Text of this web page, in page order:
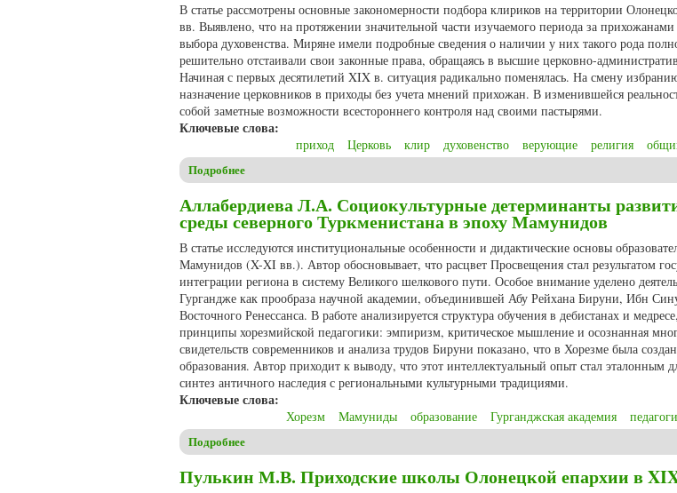
В статье рассмотрены основные закономерности подбора клириков на территории
вв. Выявлено, что на протяжении значительной части изучаемого периода за прихожанами
выбора духовенства. Миряне имели подробные сведения о наличии у них такого рода
решительно отстаивали свои законные права, обращаясь в высшие церковно-
Начиная с первых десятилетий XIX в. ситуация радикально поменялась. На смену
назначение церковников в приходы без учета мнений прихожан. В изменившейся
собой заметные возможности всестороннего контроля над своими пастырями.
Ключевые слова:
приход Церковь клир духовенство верующие религия
Подробнее
Аллабердиева Л.А. Социокультурные детерминанты
среды северного Туркменистана в эпоху Мамунидов
В статье исследуются институциональные особенности и дидактические основы
Мамунидов (X-XI вв.). Автор обосновывает, что расцвет Просвещения стал результатом
интеграции региона в систему Великого шелкового пути. Особое внимание уделено
Гургандже как прообраза научной академии, объединившей Абу Рейхана Бируни, Ибн
Восточного Ренессанса. В работе анализируется структура обучения в дебистанах и
принципы хорезмийской педагогики: эмпиризм, критическое мышление и осознанная
свидетельств современников и анализа трудов Бируни показано, что в Хорезме была
образования. Автор приходит к выводу, что этот интеллектуальный опыт стал эталонным
синтез античного наследия с региональными культурными традициями.
Ключевые слова:
Хорезм Мамуниды образование Гурганджская академия
Подробнее
Пулькин М.В. Приходские школы Олонецкой епархии в